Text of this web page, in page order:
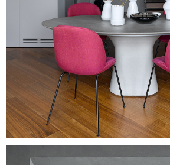
отклик у заказчиков.